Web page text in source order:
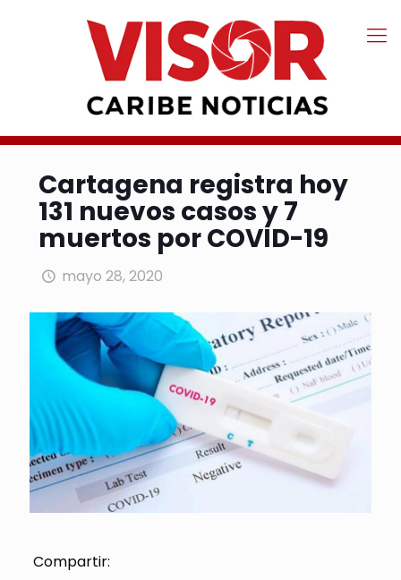
Cartagena registra hoy
131 nuevos casos y 7
muertos por COVID-19
mayo 28, 2020
Compartir: